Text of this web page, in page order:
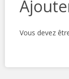
Vous devez